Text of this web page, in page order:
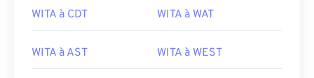
WITA à CDT WITA à WAT
WITA à AST WITA à WEST